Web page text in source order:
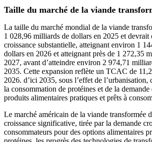
Taille du marché de la viande
La taille du marché mondial de la viande
1 028,96 milliards de dollars en 2025 et devrait
croissance substantielle, atteignant environ 1
dollars en 2026 et atteignant près de 1 272,35
2027, avant d’atteindre environ 2 974,71
2035. Cette expansion reflète un TCAC de
2026. d’ici 2035, sous l’effet de l’urbanisation,
la consommation de protéines et de la demande
produits alimentaires pratiques et prêts à
Le marché américain de la viande transformée
croissance significative, tirée par la demande
consommateurs pour des options alimentaires